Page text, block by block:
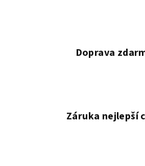
Doprava
Záruka nejlepší